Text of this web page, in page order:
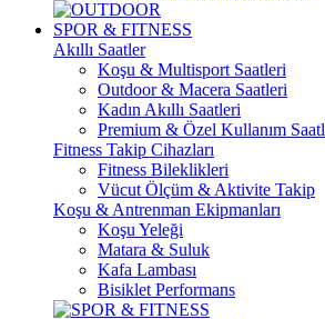
SPOR & FITNESS
Akıllı Saatler
Koşu & Multisport Saatleri
Outdoor & Macera Saatleri
Kadın Akıllı Saatleri
Premium & Özel Kullanım
Fitness Takip Cihazları
Fitness Bileklikleri
Vücut Ölçüm & Aktivite Takip
Koşu & Antrenman Ekipmanları
Koşu Yeleği
Matara & Suluk
Kafa Lambası
Bisiklet Performans